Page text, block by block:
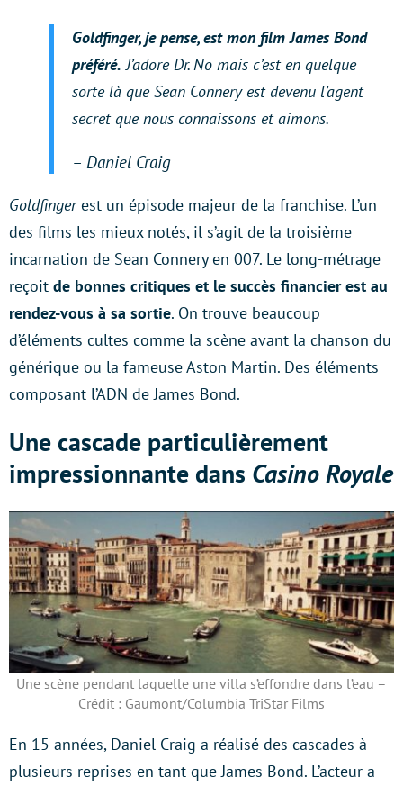
Goldfinger, je pense, est mon film James Bond
préféré. J’adoreDr. No mais c’est en quelque
sorte là que Sean Connery est devenu l’agent
secret que nous connaissons et aimons.
– Daniel Craig
Goldfingerest un épisode majeur de la franchise. L’un
des films les mieux notés, il s’agit de la troisième
incarnation de Sean Connery en 007. Le long-métrage
reçoit de bonnes critiques et le succès financier est au
rendez-vous à sa sortie. On trouve beaucoup
d’éléments cultes comme la scène avant la chanson du
générique ou la fameuse Aston Martin. Des éléments
composant l’ADN de James Bond.
Une cascade particulièrement
impressionnante dans Casino Royale
Une scène pendant laquelle une villa s’effondre dans l’eau –
Crédit : Gaumont/Columbia TriStar Films
En 15 années, Daniel Craig a réalisé des cascades à
plusieurs reprises en tant que James Bond. L’acteur a